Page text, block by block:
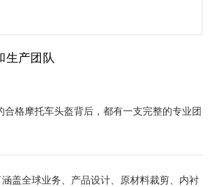
生产团队
合格摩托车头盔背后，都有一支完整的专业团
涵盖全球业务、产品设计、原材料裁剪、内衬